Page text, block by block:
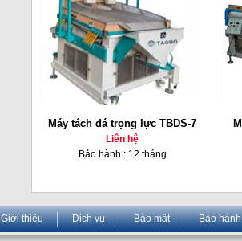
Máy tách đá trọng lực TBDS-7
Liên hệ
Bảo hành : 12 tháng
Giới thiệu Dịch vụ Bảo mật Bảo hành